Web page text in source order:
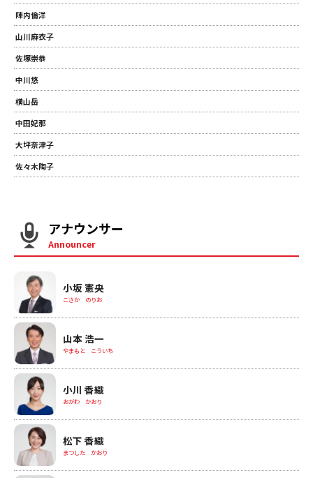
陣内倫洋
山川麻衣子
佐塚崇恭
中川悠
横山岳
中田妃那
大坪奈津子
佐々木陶子
アナウンサー
Announcer
小坂 憲央
こさか のりお
山本 浩一
やまもと こういち
小川 香織
おがわ かおり
松下 香織
まつした かおり